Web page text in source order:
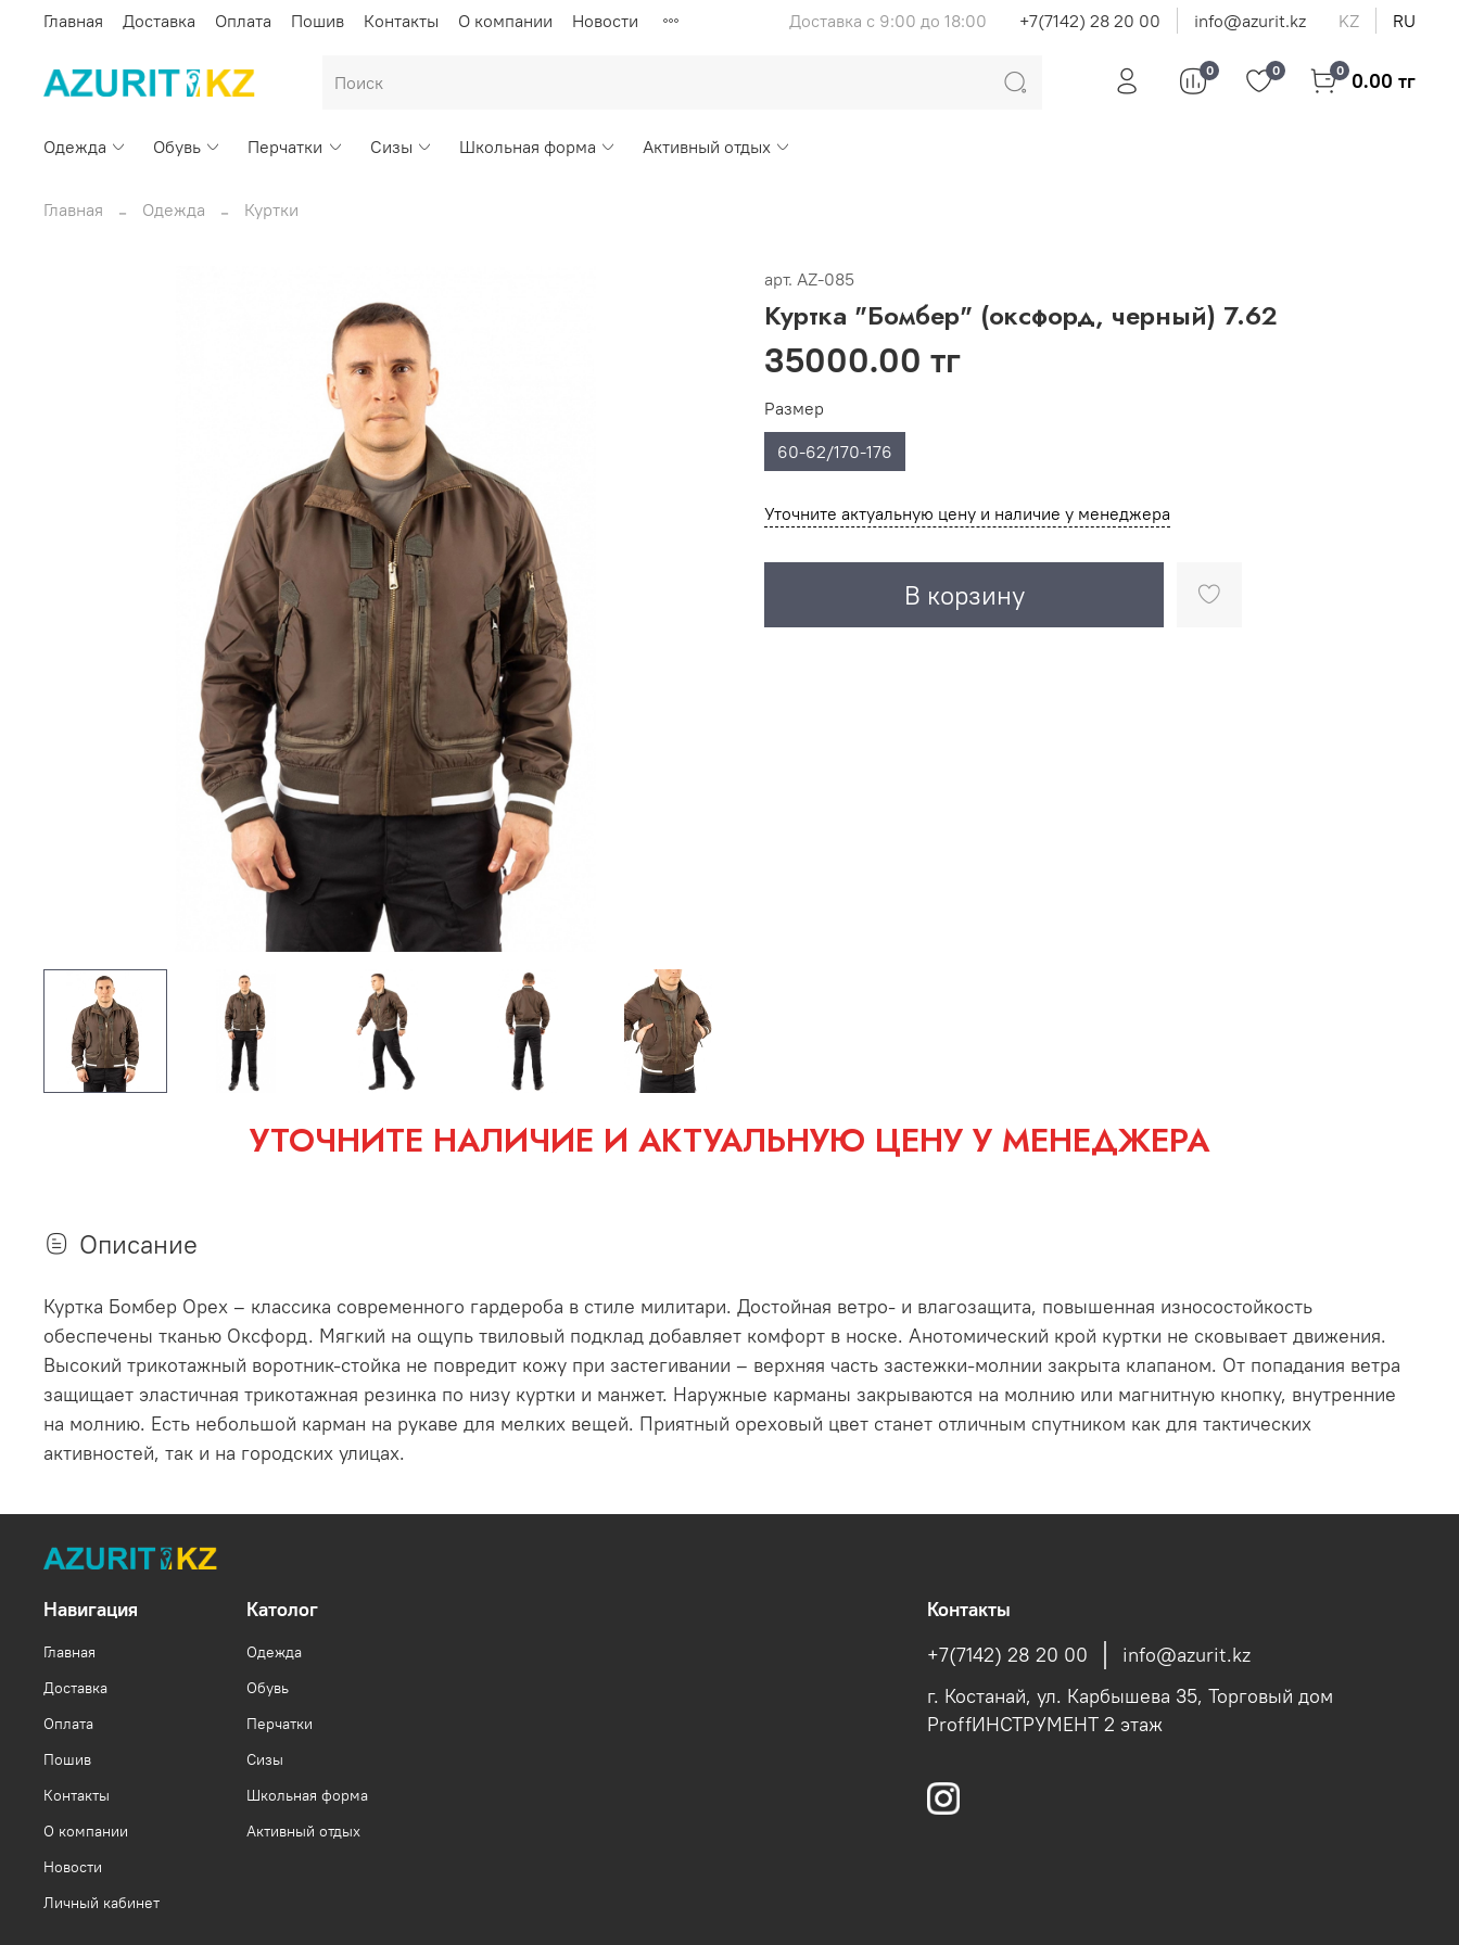
Главная Доставка Оплата Пошив Контакты О компании Новости Доставка с 9:00 до 18:00 +7(7142) 28 20 00 info@azurit.kz KZ RU
0 0 0 0.00 тг
Одежда Обувь Перчатки Сизы Школьная форма Активный отдых
Главная Одежда Куртки
арт. AZ-085
Куртка "Бомбер" (оксфорд, черный) 7.62
35000.00 тг
Уточните актуальную цену и наличие у менеджера
В корзину
Размер
60-62/170-176
УТОЧНИТЕ НАЛИЧИЕ И АКТУАЛЬНУЮ ЦЕНУ У МЕНЕДЖЕРА
Описание
Куртка Бомбер Орех – классика современного гардероба в стиле милитари. Достойная ветро- и влагозащита, повышенная износостойкость
обеспечены тканью Оксфорд. Мягкий на ощупь твиловый подклад добавляет комфорт в носке. Анотомический крой куртки не сковывает движения.
Высокий трикотажный воротник-стойка не повредит кожу при застегивании – верхняя часть застежки-молнии закрыта клапаном. От попадания ветра
защищает эластичная трикотажная резинка по низу куртки и манжет. Наружные карманы закрываются на молнию или магнитную кнопку, внутренние
на молнию. Есть небольшой карман на рукаве для мелких вещей. Приятный ореховый цвет станет отличным спутником как для тактических
активностей, так и на городских улицах.
Навигация
Главная
Доставка
Оплата
Пошив
Контакты
О компании
Новости
Личный кабинет
Католог
Одежда
Обувь
Перчатки
Сизы
Школьная форма
Активный отдых
Контакты
+7(7142) 28 20 00
info@azurit.kz
г. Костанай, ул. Карбышева 35, Торговый дом
ProffИНСТРУМЕНТ 2 этаж